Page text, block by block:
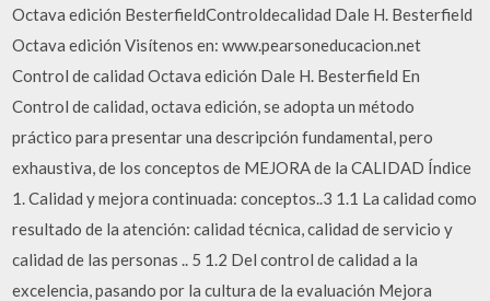
Octava edición BesterfieldControldecalidad Dale H. Besterfield
Octava edición Visítenos en: www.pearsoneducacion.net
Control de calidad Octava edición Dale H. Besterfield En
Control de calidad, octava edición, se adopta un método
práctico para presentar una descripción fundamental, pero
exhaustiva, de los conceptos de MEJORA de la CALIDAD Índice
1. Calidad y mejora continuada: conceptos..3 1.1 La calidad como
resultado de la atención: calidad técnica, calidad de servicio y
calidad de las personas .. 5 1.2 Del control de calidad a la
excelencia, pasando por la cultura de la evaluación Mejora